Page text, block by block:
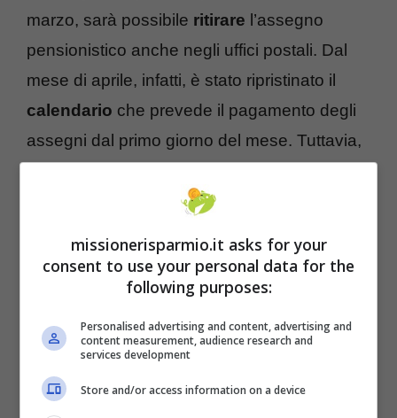
marzo, sarà possibile ritirare l’assegno
pensionistico anche negli uffici postali. Dal
mese di aprile, infatti, è stato ripristinato il
calendario che prevede il pagamento degli
assegni dal primo giorno del mese. Tuttavia,
missionerisparmio.it asks for your
consent to use your personal data for the
following purposes:
Personalised advertising and content, advertising and
content measurement, audience research and
services development
Store and/or access information on a device